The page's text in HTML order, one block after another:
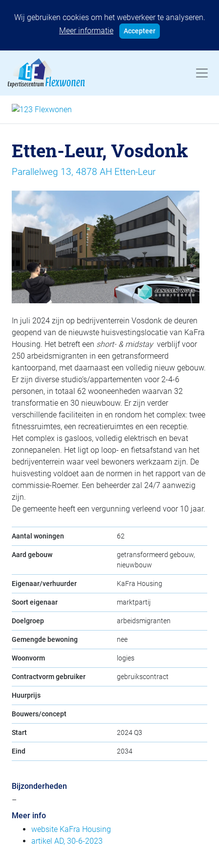
Wij gebruiken cookies om het webverkeer te analyseren.
Meer informatie
Accepteer
Etten-Leur, Vosdonk
Parallelweg 13, 4878 AH Etten-Leur
In juli 2024 zijn op bedrijventerrein Vosdonk de deuren
geopend van de nieuwste huisvestingslocatie van KaFra
Housing. Het betreft een short- & midstay verblijf voor
250 arbeidsmigranten in een getransformeerd
kantoorpand, met daarnaast een volledig nieuw gebouw.
Er zijn diverse studio’s/appartementen voor 2-4-6
personen, in totaal 62 wooneenheden waarvan 32
transformatie en 30 nieuwbouw. Er zijn verder
verschillende faciliteiten in en rondom het complex: twee
fitnessruimtes, een recreatieruimtes en een receptie.
Het complex is gasloos, volledig elektrisch en bevat
zonnepanelen. Het ligt op loop- en fietsafstand van het
bedrijventerrein waar veel bewoners werkzaam zijn. De
huisvesting voldoet aan de normen in het rapport van de
commissie-Roemer. Een beheerder zal 24/7 aanwezig
zijn.
De gemeente heeft een vergunning verleend voor 10 jaar.
Aantal woningen 62
Aard gebouw
getransformeerd gebouw,
nieuwbouw
Eigenaar/verhuurder KaFra Housing
Soort eigenaar marktpartij
Doelgroep arbeidsmigranten
Gemengde bewoning nee
Woonvorm logies
Contractvorm gebruiker gebruikscontract
Huurprijs
Bouwers/concept
Start 2024 Q3
Eind 2034
Bijzonderheden
–
Meer info
website KaFra Housing
artikel AD, 30-6-2023